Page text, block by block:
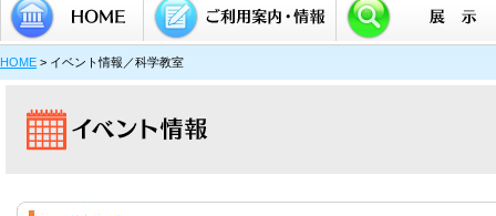
当館について
館内ガイドダウンロード
HOME > イベント情報／科学教室